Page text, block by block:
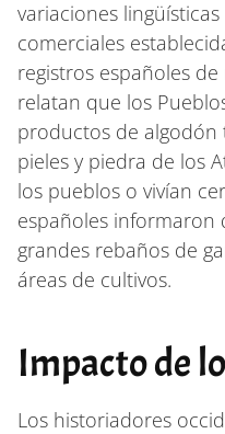
variaciones
comerciales
registros españoles de
relatan que los
productos de
pieles y piedra de los
los pueblos o vivían
españoles informaron
grandes rebaños de
áreas de cultivos.
Impacto de
Los historiadores